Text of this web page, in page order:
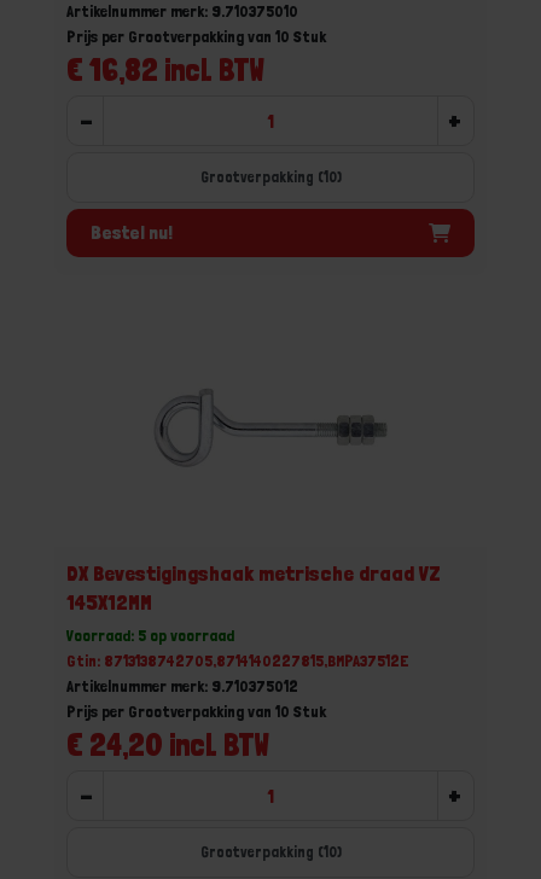
Artikelnummer merk: 9.710375010
€ 16,82 incl. BTW
Prijs per Grootverpakking van 10 Stuk
- +
Grootverpakking (10)
Bestel nu!
DX Bevestigingshaak metrische draad VZ
145X12MM
Voorraad: 5 op voorraad
Gtin: 8713138742705,8714140227815,BMPA37512E
Artikelnummer merk: 9.710375012
€ 24,20 incl. BTW
Prijs per Grootverpakking van 10 Stuk
- +
Grootverpakking (10)